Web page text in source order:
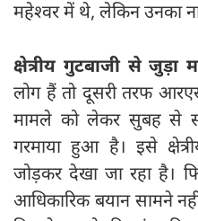
महेश्वर में थे, लेकिन उनका
क्षेत्रीय गुटबाजी से जुड़ा
लोग हैं तो दूसरी तरफ
मामले को लेकर सुबह से
गरमाया हुआ है। इसे
जोड़कर देखा जा रहा है।
आधिकारिक बयान सामने